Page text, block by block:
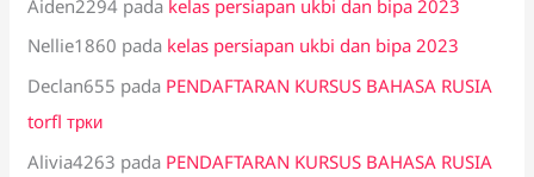
Aiden2294 pada kelas persiapan ukbi dan bipa 2023
Nellie1860 pada kelas persiapan ukbi dan bipa 2023
Declan655 pada PENDAFTARAN KURSUS BAHASA RUSIA
torfl трки
Alivia4263 pada PENDAFTARAN KURSUS BAHASA RUSIA